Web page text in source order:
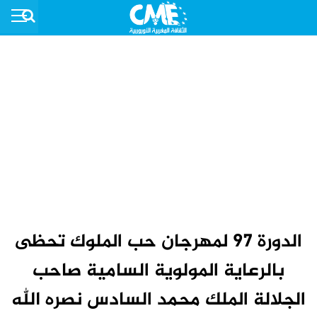
الدورة 97 لمهرجان حب الملوك تحظى
بالرعاية المولوية السامية صاحب
الجلالة الملك محمد السادس نصره الله